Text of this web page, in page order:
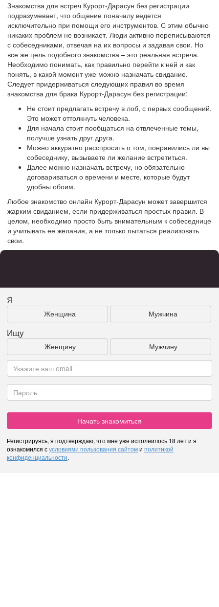
Знакомства для встреч Курорт-Дарасун без регистрации
подразумевает, что общение поначалу ведется
исключительно при помощи его инструментов. С этим обычно
никаких проблем не возникает. Люди активно переписываются
с собеседниками, отвечая на их вопросы и задавая свои. Но
все же цель подобного знакомства – это реальная встреча.
Необходимо понимать, как правильно перейти к ней и как
понять, в какой момент уже можно назначать свидание.
Следует придерживаться следующих правил во время
знакомства для брака Курорт-Дарасун без регистрации:
Не стоит предлагать встречу в лоб, с первых сообщений.
Это может оттолкнуть человека.
Для начала стоит пообщаться на отвлеченные темы,
получше узнать друг друга.
Можно аккуратно расспросить о том, понравились ли вы
собеседнику, вызываете ли желание встретиться.
Далее можно назначать встречу, но обязательно
договариваться о времени и месте, которые будут
удобны обоим.
Любое знакомство онлайн Курорт-Дарасун может завершится
жарким свиданием, если придерживаться простых правил. В
целом, необходимо просто быть внимательным к собеседнице
и учитывать ее желания, а не только пытаться реализовать
свои.
Я
Женщина Мужчина
Ищу
Женщину Мужчину
Начать знакомиться
Регистрируясь, я подтверждаю, что мне уже исполнилось 18 лет и я
ознакомился сусловиями пользования сайтоми политикой
конфиденциальности.